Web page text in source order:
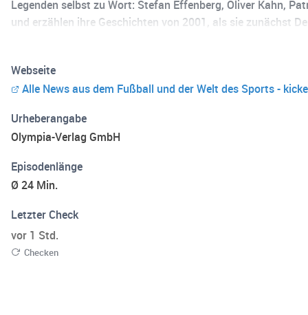
Legenden selbst zu Wort: Stefan Effenberg, Oliver Kahn,
und erzählen ihre Geschichten von 2001, als sie zunächst
Wiederauferstehung“ ist ein kicker Original. Die ersten
finalen beiden Episoden. Ab Folge 3 hörst du mit kicker+
Webseite
Alle News aus dem Fußball und der Welt des Sports -
Urheberangabe
Olympia-Verlag GmbH
Episodenlänge
Ø 24 Min.
Letzter Check
vor 1 Std.
Checken